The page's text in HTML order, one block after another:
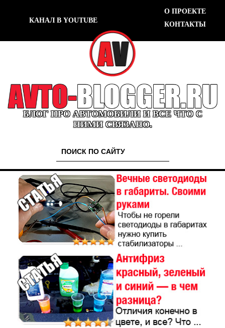
КАНАЛ В YOUTUBE
О ПРОЕКТЕ
КОНТАКТЫ
БЛОГ ПРО АВТОМОБИЛИ И ВСЕ ЧТО С
НИМИ СВЯЗАНО.